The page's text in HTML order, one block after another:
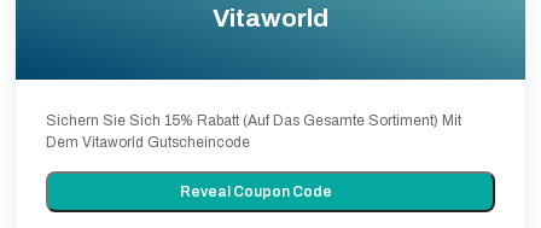
Vitaworld
Sichern Sie Sich 15% Rabatt (Auf Das Gesamte Sortiment) Mit
Dem Vitaworld Gutscheincode
Reveal Coupon Code